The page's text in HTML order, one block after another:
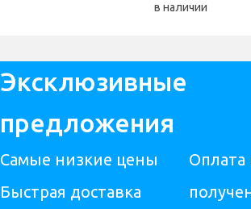
в наличии
Эксклюзивные
предложения
Самые низкие цены
Быстрая доставка
Оплата